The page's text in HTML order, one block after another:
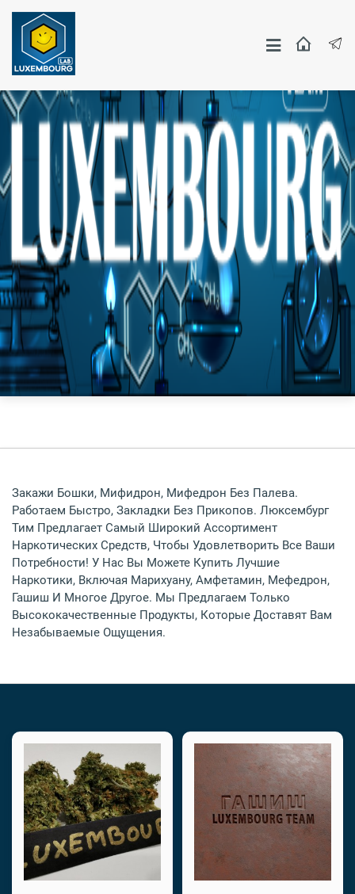
Москва
Другие Города
Закажи Бошки, Мифидрон, Мифедрон Без Палева.
Работаем Быстро, Закладки Без Прикопов. Люксембург
Тим Предлагает Самый Широкий Ассортимент
Наркотических Средств, Чтобы Удовлетворить Все Ваши
Потребности! У Нас Вы Можете Купить Лучшие
Наркотики, Включая Марихуану, Амфетамин, Мефедрон,
Гашиш И Многое Другое. Мы Предлагаем Только
Высококачественные Продукты, Которые Доставят Вам
Незабываемые Ощущения.